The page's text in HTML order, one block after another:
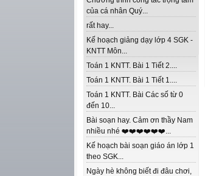
của cá nhân Quý...
rất hay...
Kế hoạch giảng dạy lớp 4 SGK -
KNTT Môn...
Toán 1 KNTT. Bài 1 Tiết 2....
Toán 1 KNTT. Bài 1 Tiết 1....
Toán 1 KNTT. Bài Các số từ 0
đến 10...
Bài soạn hay. Cảm ơn thầy Nam
nhiều nhé ❤️❤️❤️❤️❤️❤️...
Kế hoạch bài soạn giáo án lớp 1
theo SGK...
Ngày hè không biết đi đâu chơi,